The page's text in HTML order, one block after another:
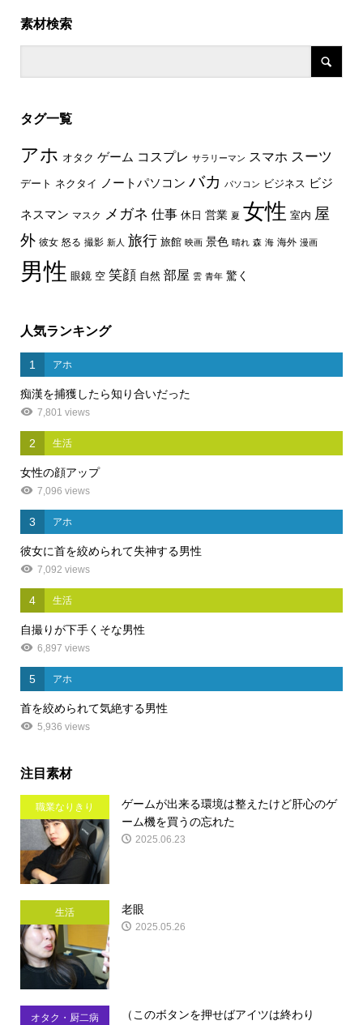
素材検索
タグ一覧
アホ オタク ゲーム コスプレ サラリーマン スマホ スーツ
デート ネクタイ ノートパソコン バカ パソコン ビジネス ビジ
ネスマン マスク メガネ 仕事 休日 営業 夏 女性 室内 屋
外 彼女 怒る 撮影 新人 旅行 旅館 映画 景色 晴れ 森 海 海外 漫画
男性 眼鏡 空 笑顔 自然 部屋 雲 青年 驚く
人気ランキング
1 アホ
痴漢を捕獲したら知り合いだった
7,801 views
2 生活
女性の顔アップ
7,096 views
3 アホ
彼女に首を絞められて失神する男性
7,092 views
4 生活
自撮りが下手くそな男性
6,897 views
5 アホ
首を絞められて気絶する男性
5,936 views
注目素材
職業なりきり
ゲームが出来る環境は整えたけど肝心のゲ
ーム機を買うの忘れた
2025.06.23
生活 老眼
2025.05.26
オタク・厨二病
（このボタンを押せばアイツは終わり